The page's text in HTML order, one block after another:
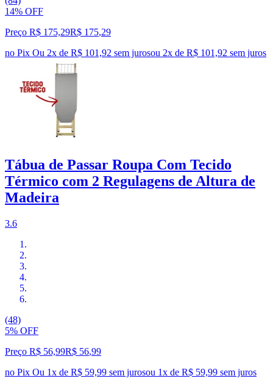
14% OFF
Preço R$ 175,29R$ 175,29
no Pix Ou 2x de R$ 101,92 sem jurosou 2x de R$ 101,92 sem juros
Tábua de Passar Roupa Com Tecido
Térmico com 2 Regulagens de Altura de
Madeira
3.6
(48)
5% OFF
Preço R$ 56,99R$ 56,99
no Pix Ou 1x de R$ 59,99 sem jurosou 1x de R$ 59,99 sem juros